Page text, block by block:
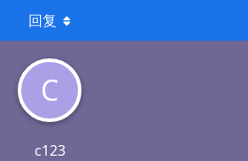
C
c123
回复